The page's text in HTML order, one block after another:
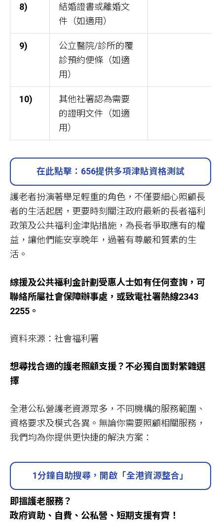
8)
結婚證書或離婚文
件（如適用）
9)
公立醫院/診所的覆
診預約便條（如適
用）
10)
其他社署認為需要
的證明文件（如適
用）
在此點擊：656提供多項津貼資格測試
護老者扮演著舉足輕重的角色，不僅要細心照顧長
者的生活起居，更要時刻關注政府最新的長者福利
政策及公共福利金津貼措施，為長者爭取應有的權
益，讓他們能安享晚年，過著有尊嚴和質素的生
活。
綜援及公共福利金計劃受惠人士如有任何查詢，可
聯絡所屬社會保障辦事處，或致電社署熱線2343
2255。
資料來源：社會福利署
想尋找合適的護老照顧支援？不必獨自面對繁雜選
擇
全港公私營護老資源眾多，不同機構的服務範圍、
資格要求及模式各異。無論你需要照顧相關服務，
我們均為你提供更快捷的解決方案：
1分鐘自助搜尋，開啟「全港資源整合」
即搵護老服務？
政府資助、自費、公私營、短期支援有齊！